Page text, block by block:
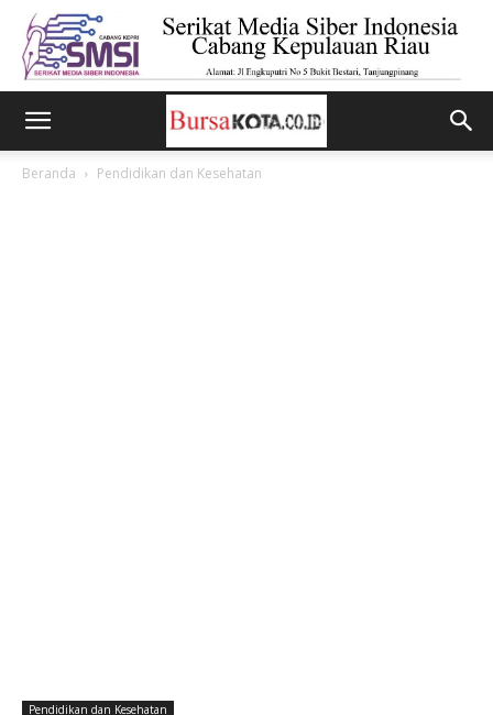
Beranda Pendidikan dan Kesehatan
Pendidikan dan Kesehatan